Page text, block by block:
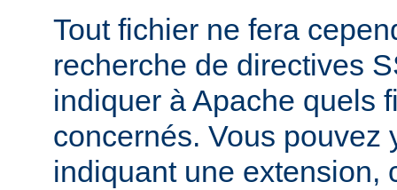
Tout fichier ne fera
recherche de directives
indiquer à Apache quels
concernés. Vous pouvez
indiquant une extension,